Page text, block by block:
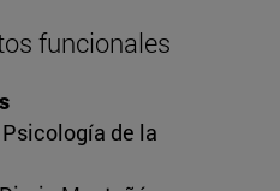
funcionales
de la